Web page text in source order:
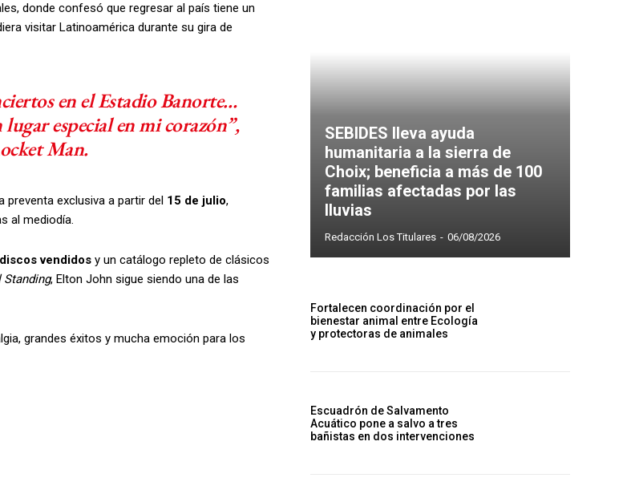
donde confesó que regresar al país tiene un
visitar Latinoamérica durante su gira de
en el Estadio Banorte…
especial en mi corazón”,
Man.
preventa exclusiva a partir del 15 de julio,
al mediodía.
vendidos y un catálogo repleto de clásicos
Standing, Elton John sigue siendo una de las
grandes éxitos y mucha emoción para los
SEBIDES lleva ayuda
humanitaria a la sierra de
Choix; beneficia a más de 100
familias afectadas por las
lluvias
Redacción Los Titulares - 06/08/2026
Fortalecen coordinación por el
bienestar animal entre Ecología
y protectoras de animales
Escuadrón de Salvamento
Acuático pone a salvo a tres
bañistas en dos intervenciones